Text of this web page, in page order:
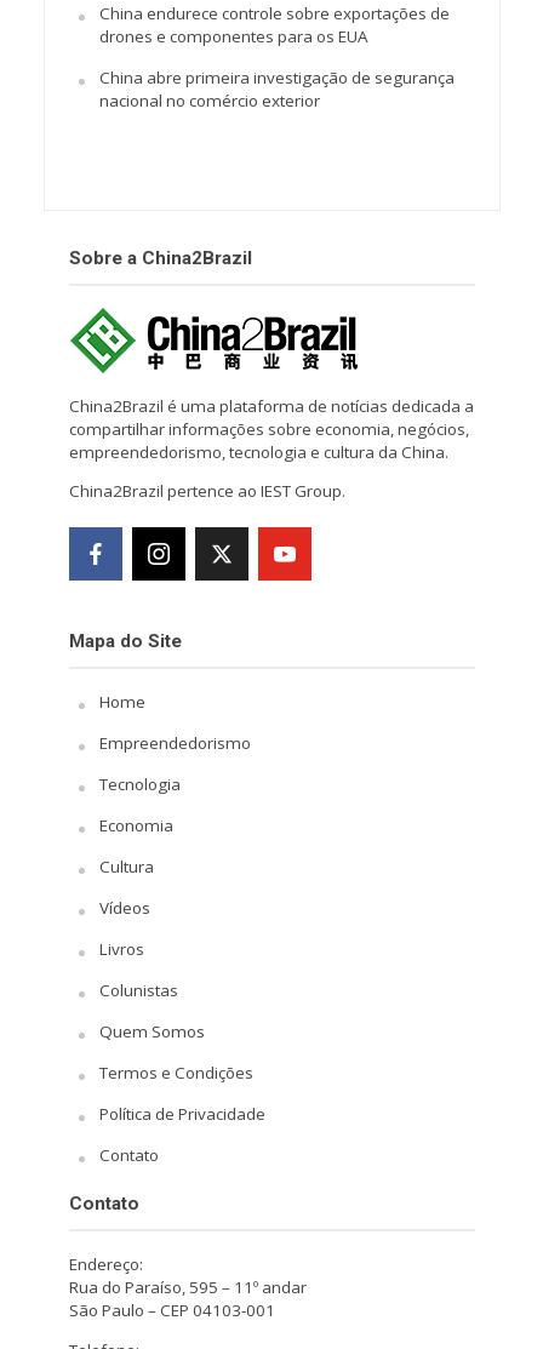
China endurece controle sobre exportações de
drones e componentes para os EUA
China abre primeira investigação de segurança
nacional no comércio exterior
Sobre a China2Brazil
China2Brazil é uma plataforma de notícias dedicada a
compartilhar informações sobre economia, negócios,
empreendedorismo, tecnologia e cultura da China.
China2Brazil pertence ao IEST Group.
Mapa do Site
Home
Empreendedorismo
Tecnologia
Economia
Cultura
Vídeos
Livros
Colunistas
Quem Somos
Termos e Condições
Política de Privacidade
Contato
Contato
Endereço:
Rua do Paraíso, 595 – 11º andar
São Paulo – CEP 04103-001